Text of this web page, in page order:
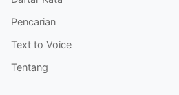
Pencarian
Text to Voice
Tentang